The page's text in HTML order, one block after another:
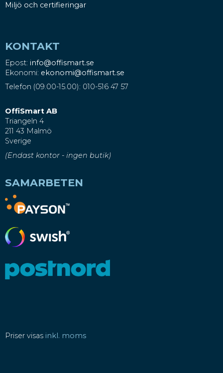
Miljö och certifieringar
KONTAKT
Epost: info@offismart.se
Ekonomi: ekonomi@offismart.se
Telefon (09.00-15.00): 010-516 47 57
OffiSmart AB
Triangeln 4
211 43 Malmö
Sverige
(Endast kontor - ingen butik)
SAMARBETEN
Priser visas inkl. moms